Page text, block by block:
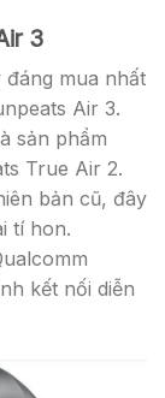
3
đáng mua nhất
Air 3.
sản phẩm
True Air 2.
bản cũ, đây
tí hon.
kết nối diễn